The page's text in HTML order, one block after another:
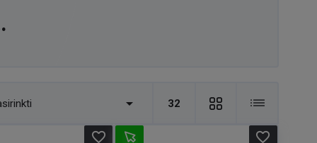
32

favorite_border favorite_border